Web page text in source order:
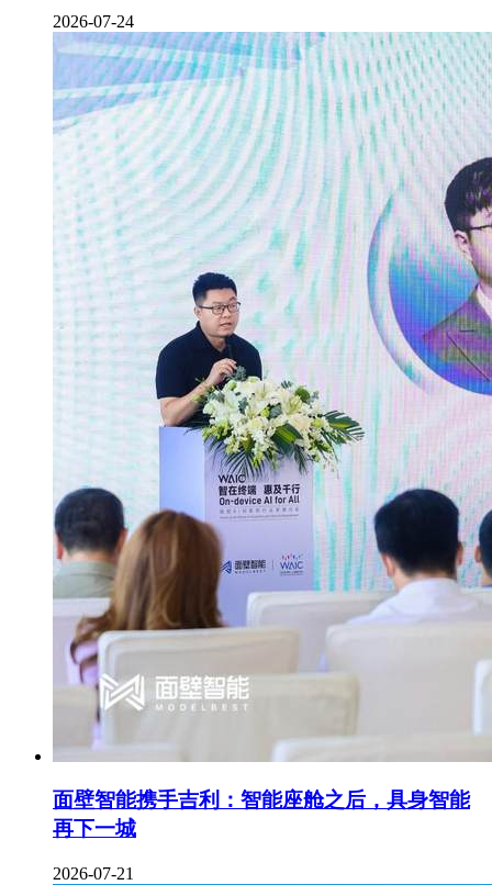
2026-07-24
面壁智能携手吉利：智能座舱之后，具身智能
再下一城
2026-07-21